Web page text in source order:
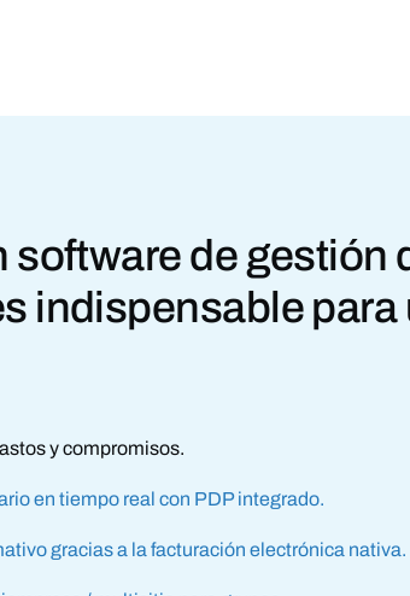
software de gestión
indispensable para
y compromisos.
en tiempo real con PDP integrado.
gracias a la facturación electrónica nativa.